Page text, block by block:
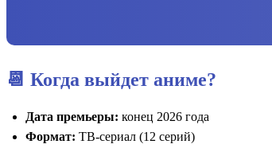
📆 Когда выйдет аниме?
Дата премьеры: конец 2026 года
Формат: ТВ-сериал (12 серий)